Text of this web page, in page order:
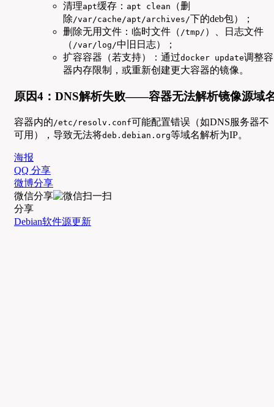
清理apt缓存： apt clean
（删
除/var/cache/apt/archives/下的deb包）；
删除无用文件：临时文件（ /tmp/ ）、日志文件
（ /var/log/中旧日志）；
扩容容器（若支持）：通过docker update调整容
器内存限制，或重新创建更大容器的镜像。
原因4：DNS解析失败——容器无法解析镜像源域
容器内的 /etc/resolv.conf可能配置错误（如DNS服务器不
可用），导致无法将deb.debian.org等域名解析为IP。
海报
QQ 分享
微博分享
微信分享
分享
Debian软件源更新